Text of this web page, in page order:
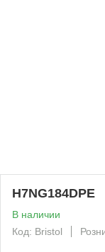
H7NG184DPE
В наличии
Код: Bristol